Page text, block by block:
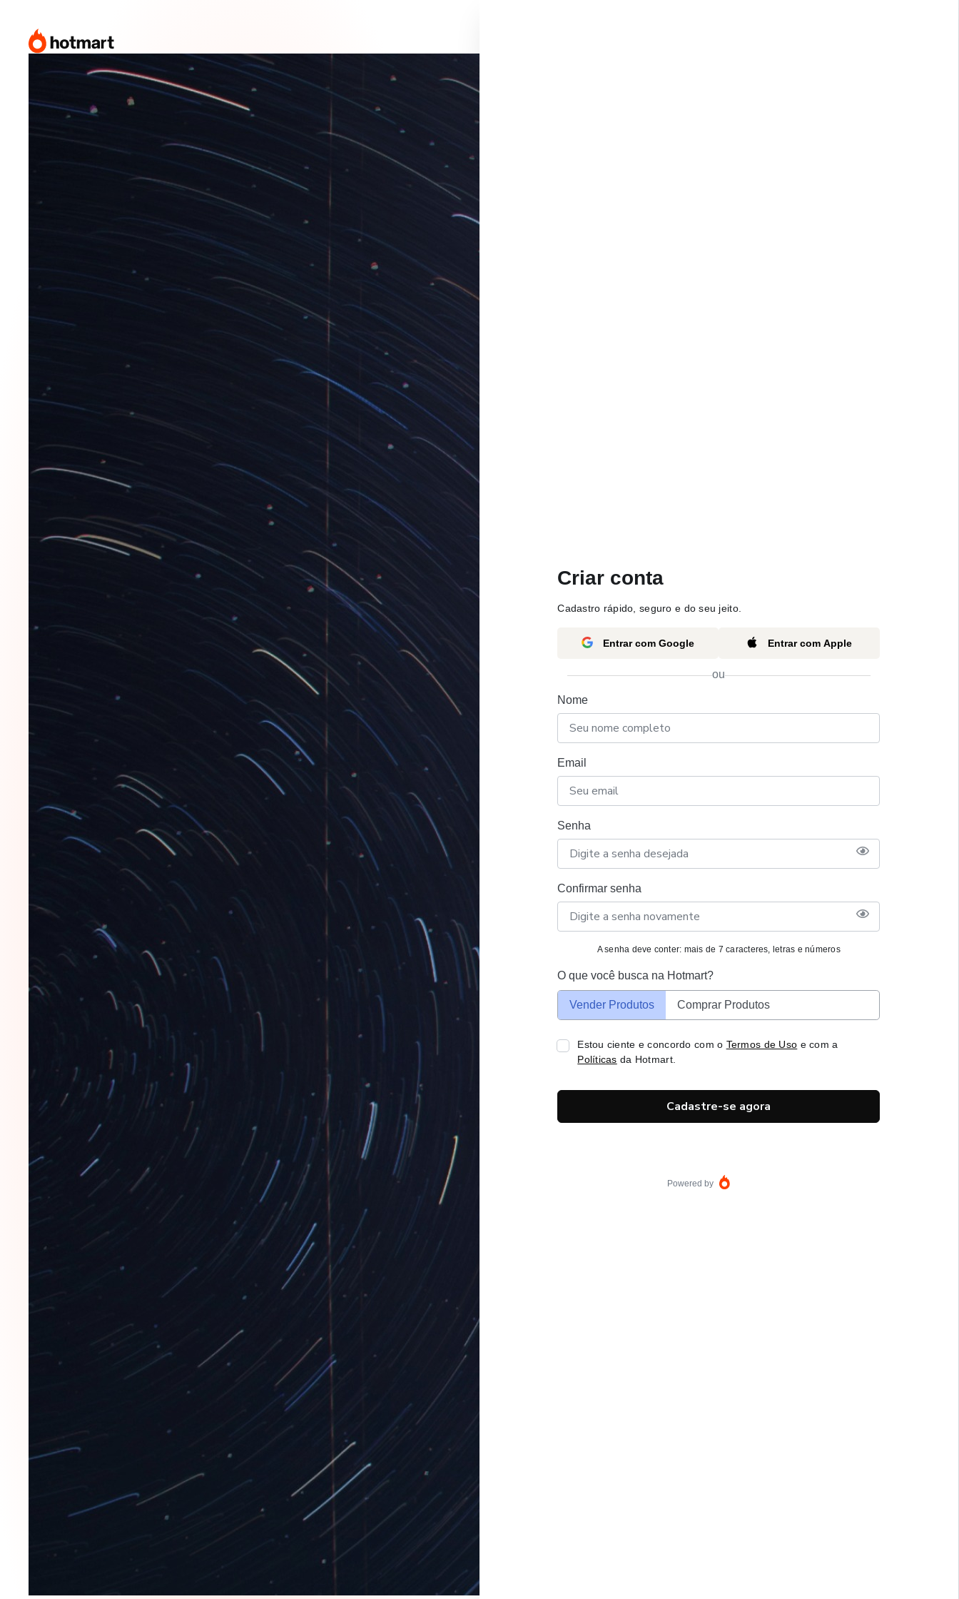
Criar conta
Cadastro rápido, seguro e do seu jeito.
Entrar com Google Entrar com Apple
ou
Nome
Email
Senha
Confirmar senha
A senha deve conter: mais de 7 caracteres, letras e números
O que você busca na Hotmart?
Vender Produtos Comprar Produtos
Estou ciente e concordo com o Termos de Uso e com a
Políticas da Hotmart.
Cadastre-se agora
Powered by